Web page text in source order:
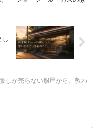
し
しか売らない服屋から、教わ